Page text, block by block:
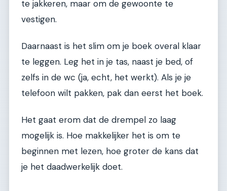
te jakkeren, maar om de gewoonte te
vestigen.
Daarnaast is het slim om je boek overal klaar
te leggen. Leg het in je tas, naast je bed, of
zelfs in de wc (ja, echt, het werkt). Als je je
telefoon wilt pakken, pak dan eerst het boek.
Het gaat erom dat de drempel zo laag
mogelijk is. Hoe makkelijker het is om te
beginnen met lezen, hoe groter de kans dat
je het daadwerkelijk doet.